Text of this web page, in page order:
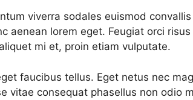
viverra sodales euismod
aenean lorem eget. Feugiat orci
mi et, proin etiam vulputate.
faucibus tellus. Eget netus nec
vitae consequat phasellus non odio